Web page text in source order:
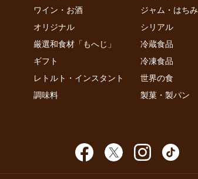
ワイン・お酒
ジャム・はち
オリジナル
シリアル
厳選和食材「もへじ」
冷蔵食品
ギフト
冷凍食品
レトルト・インスタント
世界の食
調味料
製菓・製パン